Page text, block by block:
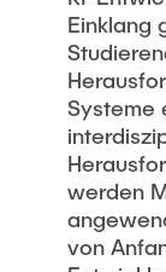
Einklang
Systeme
werden
von